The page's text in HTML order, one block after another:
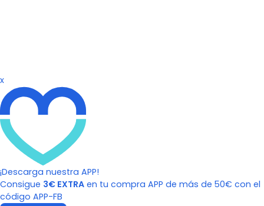
x
¡Descarga nuestra APP!
Consigue 3€ EXTRA en tu compra APP de más de 50€ con el
código APP-FB